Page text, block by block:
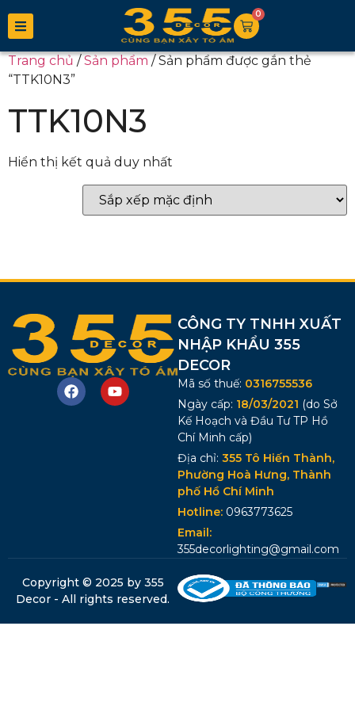
0
Trang chủ/Sản phẩm/ Sản phẩm được gắn thẻ
“TTK10N3”
TTK10N3
Hiển thị kết quả duy nhất
CÔNG TY TNHH XUẤT
NHẬP KHẨU 355
DECOR
Mã số thuế: 0316755536
Ngày cấp: 18/03/2021 (do Sở
Kế Hoạch và Đầu Tư TP Hồ
Chí Minh cấp)
Địa chỉ: 355 Tô Hiến Thành,
Phường Hoà Hưng, Thành
phố Hồ Chí Minh
Hotline: 0963773625
Email:
355decorlighting@gmail.com
Copyright © 2025 by 355
Decor - All rights reserved.